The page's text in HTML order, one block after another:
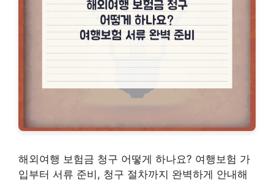
해외여행 보험금 청구 어떻게 하나요? 여행보험 가
입부터 서류 준비, 청구 절차까지 완벽하게 안내해